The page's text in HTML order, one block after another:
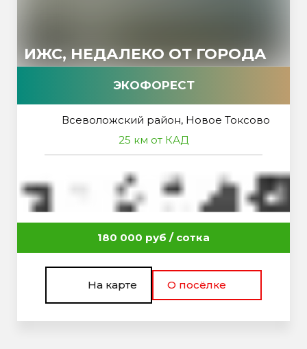
ИЖС, НЕДАЛЕКО ОТ ГОРОДА
ЭКОФОРЕСТ
Всеволожский район, Новое Токсово
25 км от КАД
180 000 руб / сотка
На карте О посёлке